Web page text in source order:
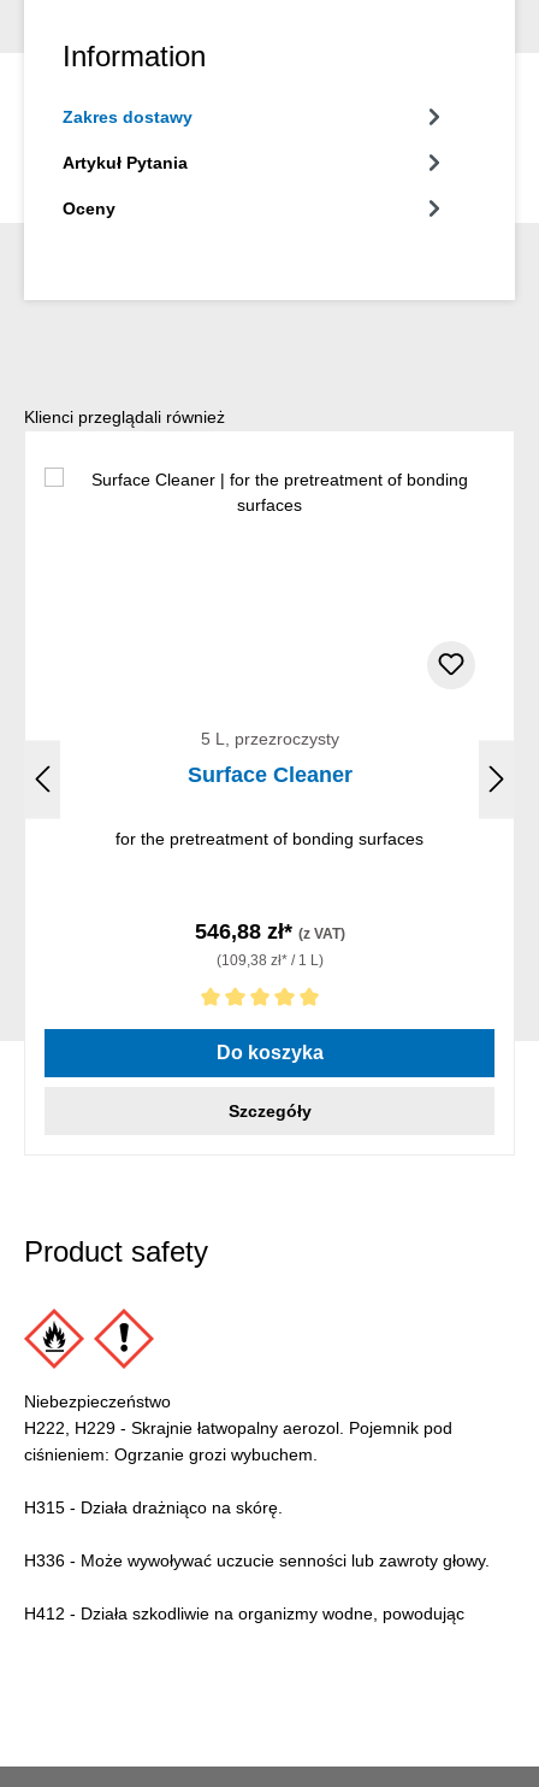
Information
Zakres dostawy
Artykuł Pytania
Oceny
Pomiń galerię produktów
Klienci przeglądali również
5 L, przezroczysty
Surface Cleaner
for the pretreatment of bonding surfaces
546,88 zł* (z VAT)
(109,38 zł* / 1 L)
Średnia ocena 5 z 5 gwiazdek
Do koszyka
Szczegóły
Product safety
Niebezpieczeństwo
H222, H229 - Skrajnie łatwopalny aerozol. Pojemnik pod
ciśnieniem: Ogrzanie grozi wybuchem.
H315 - Działa drażniąco na skórę.
H336 - Może wywoływać uczucie senności lub zawroty głowy.
H412 - Działa szkodliwie na organizmy wodne, powodując